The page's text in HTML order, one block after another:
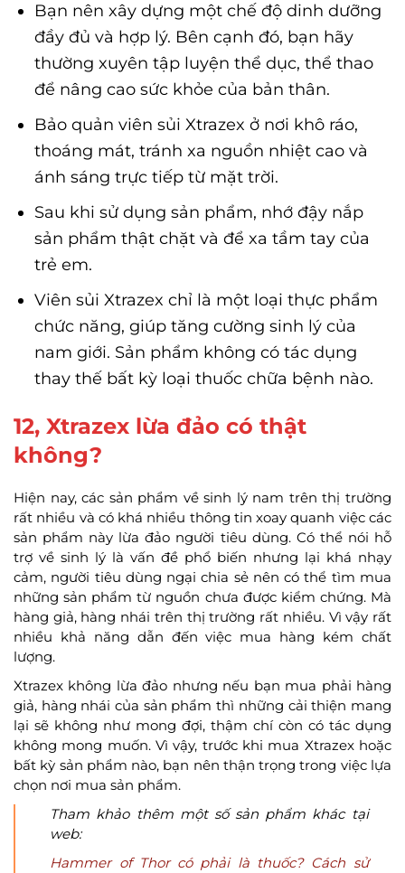
Bạn nên xây dựng một chế độ dinh dưỡng
đầy đủ và hợp lý. Bên cạnh đó, bạn hãy
thường xuyên tập luyện thể dục, thể thao
để nâng cao sức khỏe của bản thân.
Bảo quản viên sủi Xtrazex ở nơi khô ráo,
thoáng mát, tránh xa nguồn nhiệt cao và
ánh sáng trực tiếp từ mặt trời.
Sau khi sử dụng sản phẩm, nhớ đậy nắp
sản phẩm thật chặt và để xa tầm tay của
trẻ em.
Viên sủi Xtrazex chỉ là một loại thực phẩm
chức năng, giúp tăng cường sinh lý của
nam giới. Sản phẩm không có tác dụng
thay thế bất kỳ loại thuốc chữa bệnh nào.
12, Xtrazex lừa đảo có thật
không?
Hiện nay, các sản phẩm về sinh lý nam trên thị trường
rất nhiều và có khá nhiều thông tin xoay quanh việc các
sản phẩm này lừa đảo người tiêu dùng. Có thể nói hỗ
trợ về sinh lý là vấn đề phổ biến nhưng lại khá nhạy
cảm, người tiêu dùng ngại chia sẻ nên có thể tìm mua
những sản phẩm từ nguồn chưa được kiểm chứng. Mà
hàng giả, hàng nhái trên thị trường rất nhiều. Vì vậy rất
nhiều khả năng dẫn đến việc mua hàng kém chất
lượng.
Xtrazex không lừa đảo nhưng nếu bạn mua phải hàng
giả, hàng nhái của sản phẩm thì những cải thiện mang
lại sẽ không như mong đợi, thậm chí còn có tác dụng
không mong muốn. Vì vậy, trước khi mua Xtrazex hoặc
bất kỳ sản phẩm nào, bạn nên thận trọng trong việc lựa
chọn nơi mua sản phẩm.
Tham khảo thêm một số sản phẩm khác tại
web:
Hammer of Thor có phải là thuốc? Cách sử